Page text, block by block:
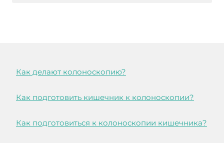
Как делают колоноскопию?
Как подготовить кишечник к колоноскопии?
Как подготовиться к колоноскопии кишечника?